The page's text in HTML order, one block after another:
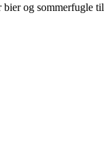
og sommerfugle til